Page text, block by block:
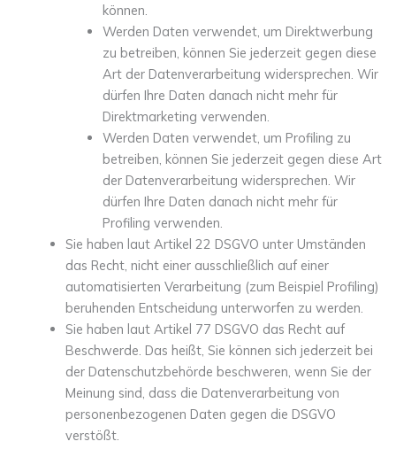
können.
Werden Daten verwendet, um Direktwerbung
zu betreiben, können Sie jederzeit gegen diese
Art der Datenverarbeitung widersprechen. Wir
dürfen Ihre Daten danach nicht mehr für
Direktmarketing verwenden.
Werden Daten verwendet, um Profiling zu
betreiben, können Sie jederzeit gegen diese Art
der Datenverarbeitung widersprechen. Wir
dürfen Ihre Daten danach nicht mehr für
Profiling verwenden.
Sie haben laut Artikel 22 DSGVO unter Umständen
das Recht, nicht einer ausschließlich auf einer
automatisierten Verarbeitung (zum Beispiel Profiling)
beruhenden Entscheidung unterworfen zu werden.
Sie haben laut Artikel 77 DSGVO das Recht auf
Beschwerde. Das heißt, Sie können sich jederzeit bei
der Datenschutzbehörde beschweren, wenn Sie der
Meinung sind, dass die Datenverarbeitung von
personenbezogenen Daten gegen die DSGVO
verstößt.